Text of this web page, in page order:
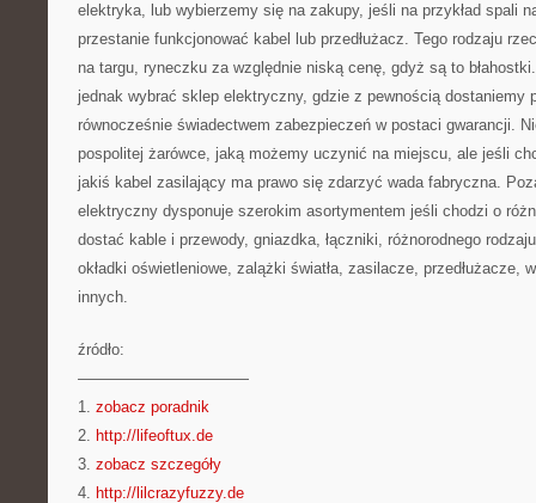
elektryka, lub wybierzemy się na zakupy, jeśli na przykład spali
przestanie funkcjonować kabel lub przedłużacz. Tego rodzaju
na targu, ryneczku za względnie niską cenę, gdyż są to
jednak wybrać sklep elektryczny, gdzie z pewnością dostaniemy
równocześnie świadectwem zabezpieczeń w postaci gwarancji.
pospolitej żarówce, jaką możemy uczynić na miejscu, ale jeśli
jakiś kabel zasilający ma prawo się zdarzyć wada fabryczna.
elektryczny dysponuje szerokim asortymentem jeśli chodzi o
dostać kable i przewody, gniazdka, łączniki, różnorodnego
okładki oświetleniowe, zalążki światła, zasilacze, przedłużacze,
innych.
źródło:
———————————
1. zobacz poradnik
2. http://lifeoftux.de
3. zobacz szczegóły
4. http://lilcrazyfuzzy.de